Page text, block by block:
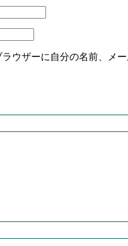
ウザーに自分の名前、メ